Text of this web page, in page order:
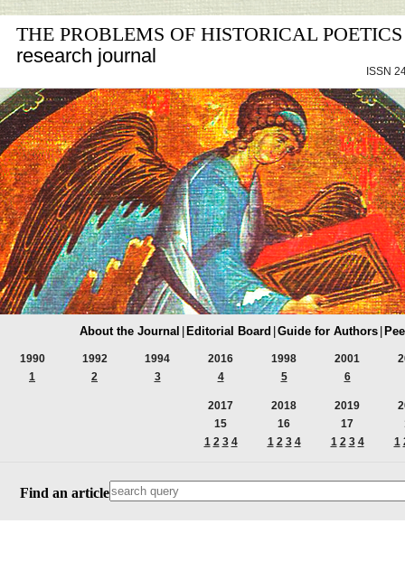
THE PROBLEMS OF HISTORICAL POETICS
research journal
ISSN
About the Journal Editorial Board Guide for Authors
1990
1
1992
2
1994
3
2016
4
1998
5
2001
6
2017
15
1 2 3 4
2018
16
1 2 3 4
2019
17
1 2 3 4
1
Find an article